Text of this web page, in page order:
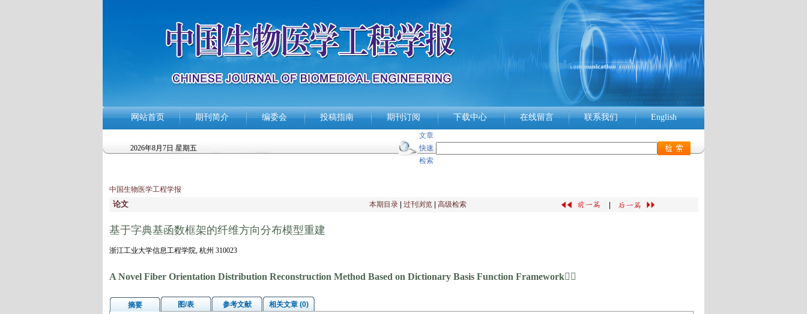
网站首页 期刊简介 编委会 投稿指南 期刊订阅 下载中心 在线留言 联系我们 English
2026年8月7日 星期五
文章
快速
检索
中国生物医学工程学报
论文 本期目录 过刊浏览 高级检索
基于字典基函数框架的纤维方向分布模型重建
浙江工业大学信息工程学院, 杭州 310023
A Novel Fiber Orientation Distribution Reconstruction Method Based on Dictionary Basis Function Framework
摘要 图/表 参考文献
相关文章 (0)